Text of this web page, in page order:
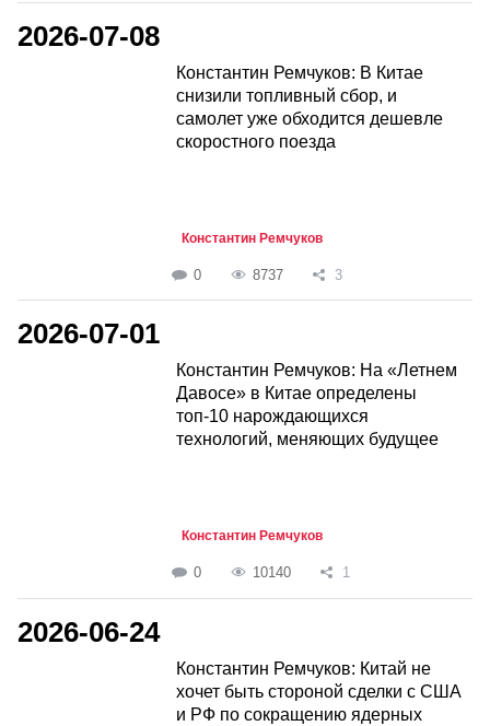
2026-07-08
Константин Ремчуков: В Китае
снизили топливный сбор, и
самолет уже обходится дешевле
скоростного поезда
Константин Ремчуков
0 8737 3
2026-07-01
Константин Ремчуков: На «Летнем
Давосе» в Китае определены
топ-10 нарождающихся
технологий, меняющих будущее
Константин Ремчуков
0 10140 1
2026-06-24
Константин Ремчуков: Китай не
хочет быть стороной сделки с США
и РФ по сокращению ядерных